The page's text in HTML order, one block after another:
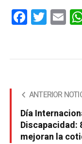
FacebookTwitter
ANTERIOR
Día
Discapacidad:
mejoran la